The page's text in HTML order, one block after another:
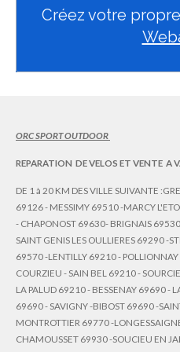
o
o
k
Créez votre
ORC SPORT OUTDOOR
REPARATION DE VELOS ET VENTE A
DE 1 à 20 KM DES VILLE SUIVANTE
69126 - MESSIMY 69510 -MARCY
- CHAPONOST 69630- BRIGNAIS
SAINT GENIS LES OULLIERES 69290 -
69570 -LENTILLY 69210 -
COURZIEU - SAIN BEL 69210 -
LA PALUD 69210 - BESSENAY 69690 -
69690 - SAVIGNY -BIBOST 69690 -
MONTROTTIER 69770 -
CHAMOUSSET 69930 -SOUCIEU EN